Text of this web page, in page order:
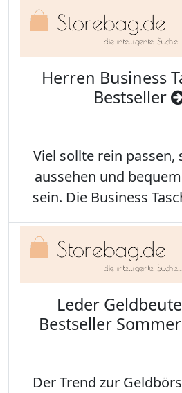
Herren Business
Bestseller
Viel sollte rein passen,
aussehen und
sein. Die Business
Leder
Bestseller
Der Trend zur